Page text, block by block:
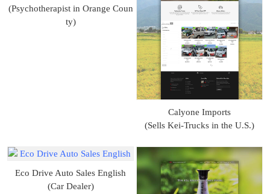
(Psychotherapist in Orange Coun
ty)
Calyone Imports
(Sells Kei-Trucks in the U.S.)
Eco Drive Auto Sales English
(Car Dealer)